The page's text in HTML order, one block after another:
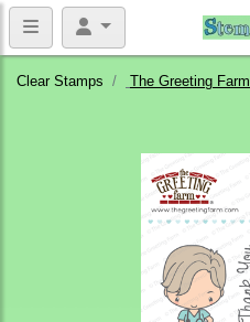
Clear Stamps The Greeting Farm